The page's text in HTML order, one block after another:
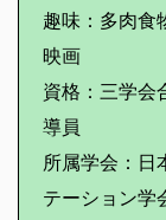
趣味：多肉食
映画
資格：三学会
導員
所属学会：日
テーション学